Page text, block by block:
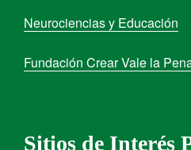
Neurociencias y Educación
Fundación Crear Vale la
Sitios de Interés